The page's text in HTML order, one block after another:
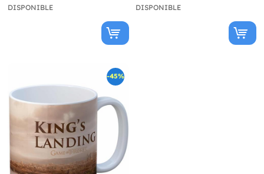
DISPONIBLE DISPONIBLE
-45%